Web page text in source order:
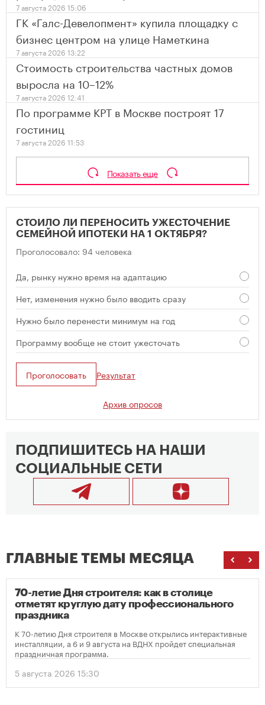
7 августа 2026 15:06
ГК «Галс-Девелопмент» купила площадку с
бизнес центром на улице Наметкина
7 августа 2026 13:22
Стоимость строительства частных домов
выросла на 10–12%
7 августа 2026 12:41
По программе КРТ в Москве построят 17
гостиниц
7 августа 2026 11:53
Показать еще
СТОИЛО ЛИ ПЕРЕНОСИТЬ УЖЕСТОЧЕНИЕ
СЕМЕЙНОЙ ИПОТЕКИ НА 1 ОКТЯБРЯ?
Проголосовало: 94 человека
Да, рынку нужно время на адаптацию
Нет, изменения нужно было вводить сразу
Нужно было перенести минимум на год
Программу вообще не стоит ужесточать
Проголосовать Результат
Архив опросов
ПОДПИШИТЕСЬ НА НАШИ
СОЦИАЛЬНЫЕ СЕТИ
ГЛАВНЫЕ ТЕМЫ МЕСЯЦА
70-летие Дня строителя: как в столице
отметят круглую дату профессионального
праздника
К 70-летию Дня строителя в Москве открылись интерактивные
инсталляции, а 6 и 9 августа на ВДНХ пройдет специальная
праздничная программа.
5 августа 2026 15:30